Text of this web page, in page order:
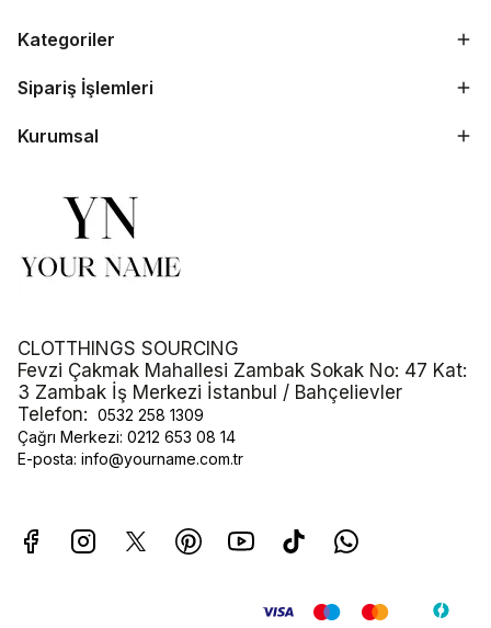
Kategoriler
Sipariş İşlemleri
Kurumsal
CLOTTHINGS SOURCING
Fevzi Çakmak Mahallesi Zambak Sokak No: 47 Kat:
3 Zambak İş Merkezi İstanbul / Bahçelievler
Telefon: 0532 258 1309
Çağrı Merkezi: 0212 653 08 14
E-posta: info@yourname.com.tr